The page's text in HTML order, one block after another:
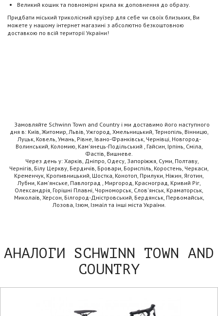
Великий кошик та повномірні крила як доповнення до образу.
Придбати міський триколісний круїзер для себе чи своїх близьких, Ви
можете у нашому інтернет магазині з абсолютно безкоштовною
доставкою по всій території України!
Замовляйте Schwinn Town and Country і ми доставимо його наступного
дня в: Київ, Житомир, Львів, Ужгород, Хмельницький, Тернопіль, Вінницю,
Луцьк, Ковель, Умань, Рівне, Івано-Франківськ, Чернівці, Новгород-
Волинський, Коломию, Кам'янець-Подільський , Гайсин, Ірпінь, Сміла,
Фастів, Вишневе.
Через день у: Харків, Дніпро, Одесу, Запоріжжя, Суми, Полтаву,
Чернігів, Білу Церкву, Бердичів, Бровари, Бориспіль, Коростень, Черкаси,
Кременчук, Кропивницький, Шостка, Конотоп, Прилуки, Ніжин, Яготин,
Лубни, Кам'янське, Павлоград , Миргород, Красноград, Кривий Ріг,
Олександрія, Горішні Плавні, Чорноморськ, Слов'янськ, Краматорськ,
Миколаїв, Херсон, Білгород-Дністровський, Бердянськ, Первомайськ,
Лозова, Ізюм, Ізмаїл та інші міста України.
АНАЛОГИ SCHWINN TOWN AND
COUNTRY